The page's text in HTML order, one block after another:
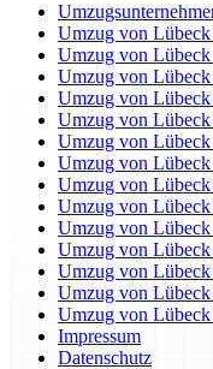
Umzug von
Umzug von
Umzug von
Umzug von
Umzug von
Umzug von Lübeck
Umzug von
Umzug von
Umzug von
Umzug von Lübeck
Umzug von Lübeck
Umzug von
Umzug von
Umzug von Lübeck
Impressum
Datenschutz